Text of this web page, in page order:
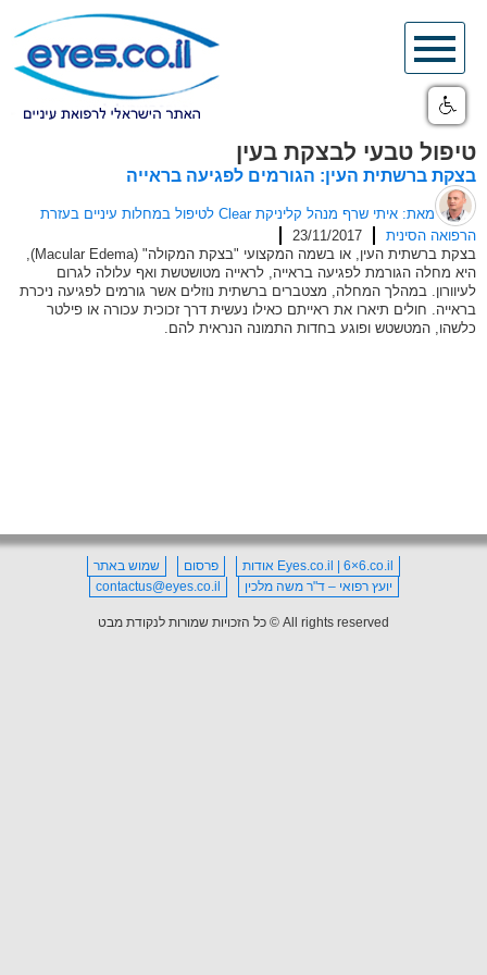
Skip
content
טיפול טבעי לבצקת בעין
בצקת ברשתית העין: הגורמים לפגיעה בראייה
מאת: איתי שרף מנהל קליניקת Clear לטיפול במחלות עיניים בעזרת
הרפואה הסינית
23/11/2017
בצקת ברשתית העין, או בשמה המקצועי "בצקת המקולה" (Macular Edema),
היא מחלה הגורמת לפגיעה בראייה, לראייה מטושטשת ואף עלולה לגרום
לעיוורון. במהלך המחלה, מצטברים ברשתית נוזלים אשר גורמים לפגיעה ניכרת
בראייה. חולים תיארו את ראייתם כאילו נעשית דרך זכוכית עכורה או פילטר
כלשהו, המטשטש ופוגע בחדות התמונה הנראית להם.
Eyes.co.il | 6×6.co.il אודות פרסום
שמוש באתר
יועץ רפואי – ד"ר משה מלכין
contactus@eyes.co.il
All rights reserved © כל הזכויות שמורות לנקודת מבט